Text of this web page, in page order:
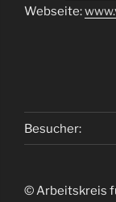
Webseite:
Besucher:
© Arbeitskreis